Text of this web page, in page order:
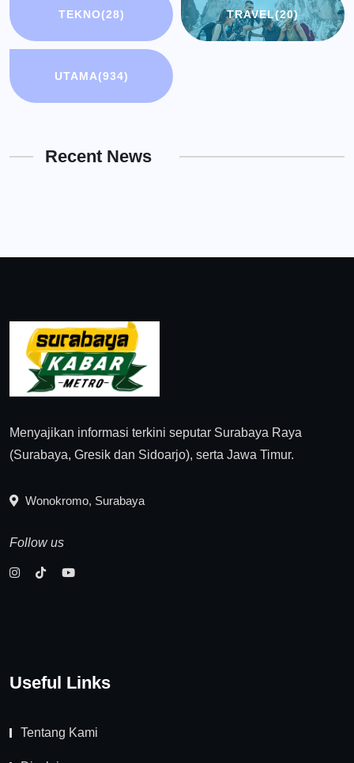
TEKNO(28) TRAVEL(20)
UTAMA(934)
Recent News
Menyajikan informasi terkini seputar Surabaya Raya
(Surabaya, Gresik dan Sidoarjo), serta Jawa Timur.
Wonokromo, Surabaya
Follow us
Useful Links
Tentang Kami